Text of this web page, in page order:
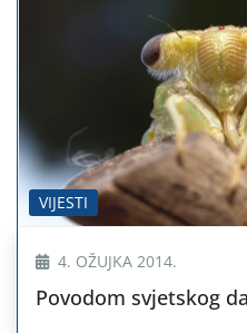
VIJESTI
4. OŽUJKA 2014.
Povodom svjetskog